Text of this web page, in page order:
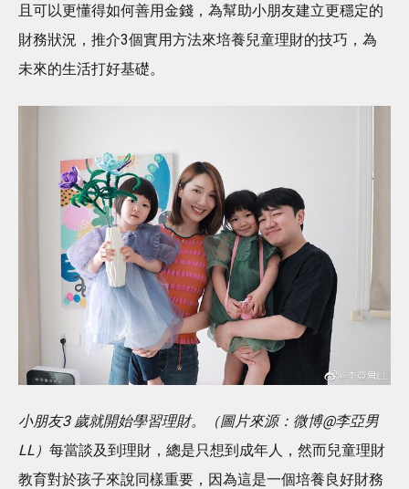
且可以更懂得如何善用金錢，為幫助小朋友建立更穩定的
財務狀況，推介3個實用方法來培養兒童理財的技巧，為
未來的生活打好基礎。
小朋友3 歲就開始學習理財。（圖片來源：微博@李亞男
LL） 每當談及到理財，總是只想到成年人，然而兒童理財
教育對於孩子來說同樣重要，因為這是一個培養良好財務